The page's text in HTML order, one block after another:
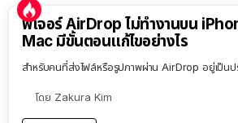
ฟีเจอร์ AirDrop ไม่ทำงานบน
Mac มีขั้นตอนแก้ไขอย่างไร
สำหรับคนที่ส่งไฟล์หรือรูปภาพผ่าน AirDrop อยู่เป็นป
โดย Zakura Kim